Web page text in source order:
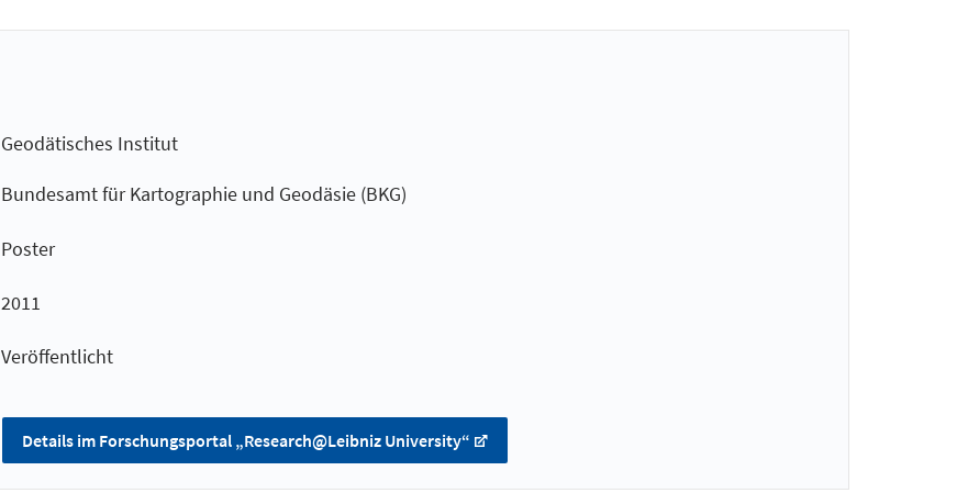
Geodätisches Institut
Bundesamt für Kartographie und Geodäsie (BKG)
Poster
2011
Veröffentlicht
Details im Forschungsportal „Research@Leibniz University“